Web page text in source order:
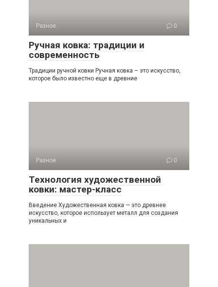
Разное 0
Ручная ковка: традиции и
современность
Традиции ручной ковки Ручная ковка – это искусство,
которое было известно еще в древние
Разное 0
Технология художественной
ковки: мастер-класс
Введение Художественная ковка — это древнее
искусство, которое использует металл для создания
уникальных и